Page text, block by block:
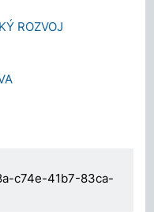
ROZVOJ
c74e-41b7-83ca-